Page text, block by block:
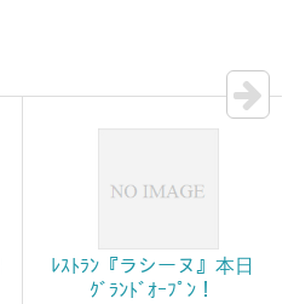
ﾚｽﾄﾗﾝ『ラシーヌ』本日
ｸﾞﾗﾝﾄﾞｵｰﾌﾟﾝ！